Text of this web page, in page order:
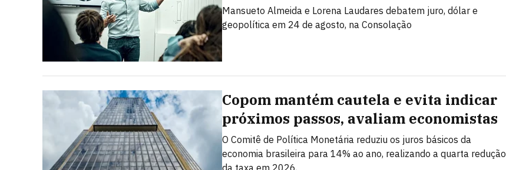
Mansueto Almeida e Lorena Laudares debatem juro, dólar e
geopolítica em 24 de agosto, na Consolação
Copom mantém cautela e evita indicar
próximos passos, avaliam economistas
O Comitê de Política Monetária reduziu os juros básicos da
economia brasileira para 14% ao ano, realizando a quarta redução